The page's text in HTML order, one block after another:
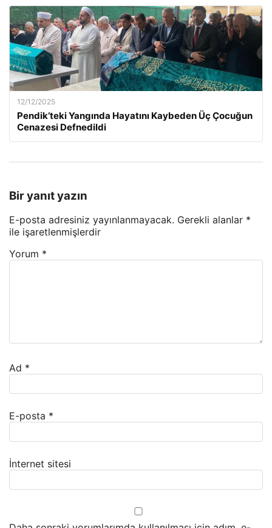
12/12/2025
Pendik’teki Yangında Hayatını Kaybeden Üç Çocuğun
Cenazesi Defnedildi
Bir yanıt yazın
E-posta adresiniz yayınlanmayacak. Gerekli alanlar *
ile işaretlenmişlerdir
Yorum *
Ad *
E-posta *
İnternet sitesi